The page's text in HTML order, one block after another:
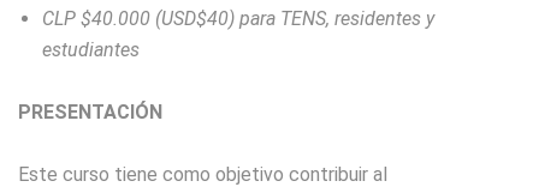
CLP $40.000 (USD$40) para TENS, residentes y
estudiantes
PRESENTACIÓN
Este curso tiene como objetivo contribuir al